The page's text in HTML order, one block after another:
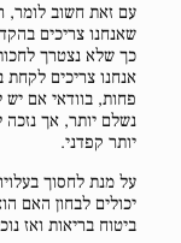
עם זאת חשוב לומר,
שאנחנו צריכים
כך שלא נצטרך
אנחנו צריכים
פחות, בוודאי אם
נשלם יותר, אך נזכה
יותר קפדני.
על מנת לחסוך
יכולים לבחון האם
ביטוח בריאות ואז